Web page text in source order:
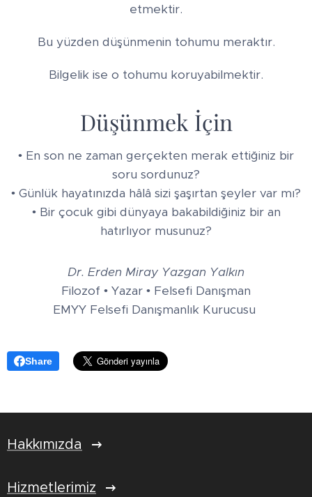
etmektir.
Bu yüzden düşünmenin tohumu meraktır.
Bilgelik ise o tohumu koruyabilmektir.
Düşünmek İçin
• En son ne zaman gerçekten merak ettiğiniz bir
soru sordunuz?
• Günlük hayatınızda hâlâ sizi şaşırtan şeyler var mı?
• Bir çocuk gibi dünyaya bakabildiğiniz bir an
hatırlıyor musunuz?
Dr. Erden Miray Yazgan Yalkın
Filozof • Yazar • Felsefi Danışman
EMYY Felsefi Danışmanlık Kurucusu
Share
Hakkımızda
Hizmetlerimiz